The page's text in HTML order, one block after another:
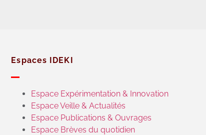
Espaces IDEKI
Espace Expérimentation & Innovation
Espace Veille & Actualités
Espace Publications & Ouvrages
Espace Brèves du quotidien